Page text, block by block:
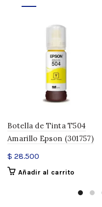
Botella de Tinta T504
Amarillo Epson (301757)
$ 28.500
Añadir al carrito